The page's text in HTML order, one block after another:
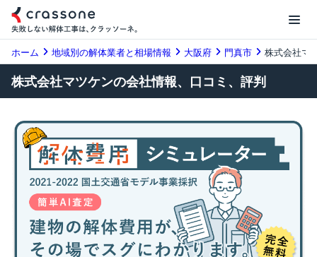
ホーム 地域別の解体業者と相場情報 大阪府 門真市 株式会社マ
株式会社マツケンの会社情報、口コミ、評判